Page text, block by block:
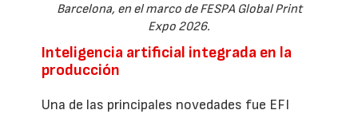
Barcelona, en el marco de FESPA Global Print
Expo 2026.
Inteligencia artificial integrada en la
producción
Una de las principales novedades fue EFI